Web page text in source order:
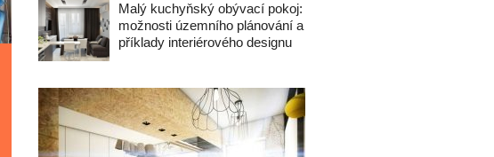
Malý kuchyňský obývací pokoj:
možnosti územního plánování a
příklady interiérového designu